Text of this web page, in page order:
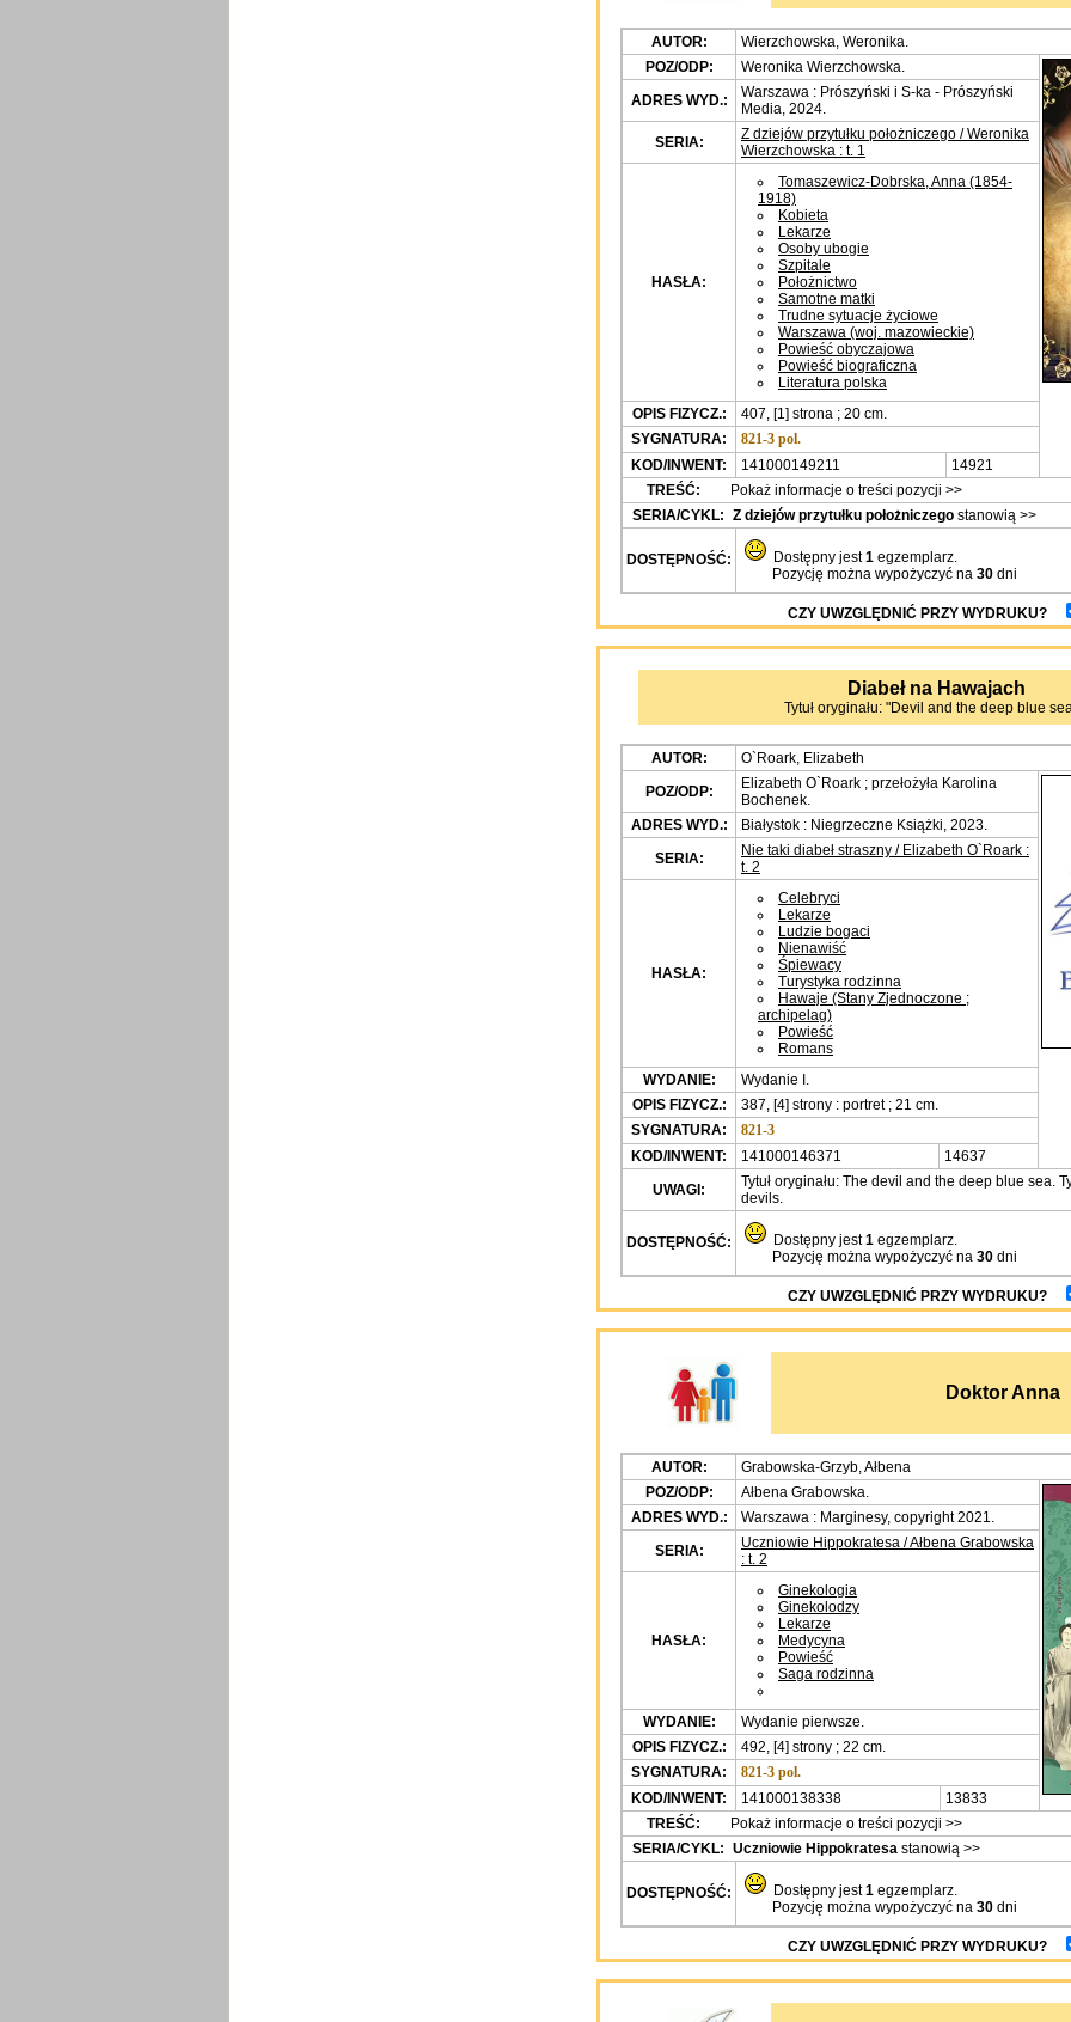
AUTOR:
Wierzchowska, Weronika.
POZ/ODP:
Weronika Wierzchowska.
ADRES WYD.:
Warszawa : Prószyński i S-ka - Prószyński
Media, 2024.
SERIA:
Z dziejów przytułku położniczego / Weronika
Wierzchowska : t. 1
HASŁA:
Tomaszewicz-Dobrska, Anna (1854-
1918)
Kobieta
Lekarze
Osoby ubogie
Szpitale
Położnictwo
Samotne matki
Trudne sytuacje życiowe
Warszawa (woj. mazowieckie)
Powieść obyczajowa
Powieść biograficzna
Literatura polska
OPIS FIZYCZ.:
407, [1] strona ; 20 cm.
SYGNATURA:
821-3 pol.
KOD/INWENT:
141000149211
14921
TREŚĆ:
Pokaż informacje o treści pozycji >>
SERIA/CYKL: Z dziejów przytułku położniczego stanowią >>
DOSTĘPNOŚĆ: Dostępny jest1 egzemplarz.
Pozycję można wypożyczyć na 30 dni
CZY UWZGLĘDNIĆ PRZY WYDRUKU?
Diabeł na Hawajach
Tytuł oryginału: "Devil and the deep blue
AUTOR:
O`Roark, Elizabeth
POZ/ODP:
Elizabeth O`Roark ; przełożyła Karolina
Bochenek.
ADRES WYD.:
Białystok : Niegrzeczne Książki, 2023.
SERIA:
Nie taki diabeł straszny / Elizabeth O`Roark :
t. 2
HASŁA:
Celebryci
Lekarze
Ludzie bogaci
Nienawiść
Śpiewacy
Turystyka rodzinna
Hawaje (Stany Zjednoczone ;
archipelag)
Powieść
Romans
WYDANIE:
Wydanie I.
OPIS FIZYCZ.:
387, [4] strony : portret ; 21 cm.
SYGNATURA:
821-3
KOD/INWENT:
141000146371
14637
UWAGI:
Tytuł oryginału: The devil and the deep blue sea.
devils.
DOSTĘPNOŚĆ: Dostępny jest1 egzemplarz.
Pozycję można wypożyczyć na 30 dni
CZY UWZGLĘDNIĆ PRZY WYDRUKU?
Doktor Anna
AUTOR:
Grabowska-Grzyb, Ałbena
POZ/ODP:
Ałbena Grabowska.
ADRES WYD.:
Warszawa : Marginesy, copyright 2021.
SERIA:
Uczniowie Hippokratesa / Ałbena Grabowska
: t. 2
HASŁA:
Ginekologia
Ginekolodzy
Lekarze
Medycyna
Powieść
Saga rodzinna
WYDANIE:
Wydanie pierwsze.
OPIS FIZYCZ.:
492, [4] strony ; 22 cm.
SYGNATURA:
821-3 pol.
KOD/INWENT:
141000138338
13833
TREŚĆ:
Pokaż informacje o treści pozycji >>
SERIA/CYKL: Uczniowie Hippokratesa stanowią >>
DOSTĘPNOŚĆ: Dostępny jest1 egzemplarz.
Pozycję można wypożyczyć na 30 dni
CZY UWZGLĘDNIĆ PRZY WYDRUKU?